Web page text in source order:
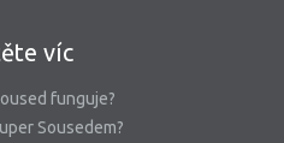
víc
funguje?
Sousedem?